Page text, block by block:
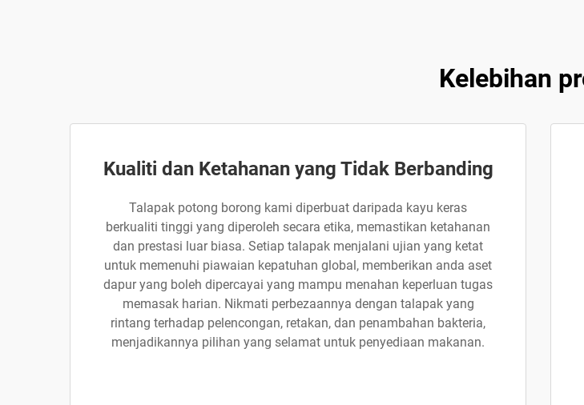
Kelebihan
Kualiti dan Ketahanan yang Tidak Berbanding
Talapak potong borong kami diperbuat daripada kayu keras
berkualiti tinggi yang diperoleh secara etika, memastikan ketahanan
dan prestasi luar biasa. Setiap talapak menjalani ujian yang ketat
untuk memenuhi piawaian kepatuhan global, memberikan anda aset
dapur yang boleh dipercayai yang mampu menahan keperluan tugas
memasak harian. Nikmati perbezaannya dengan talapak yang
rintang terhadap pelencongan, retakan, dan penambahan bakteria,
menjadikannya pilihan yang selamat untuk penyediaan makanan.